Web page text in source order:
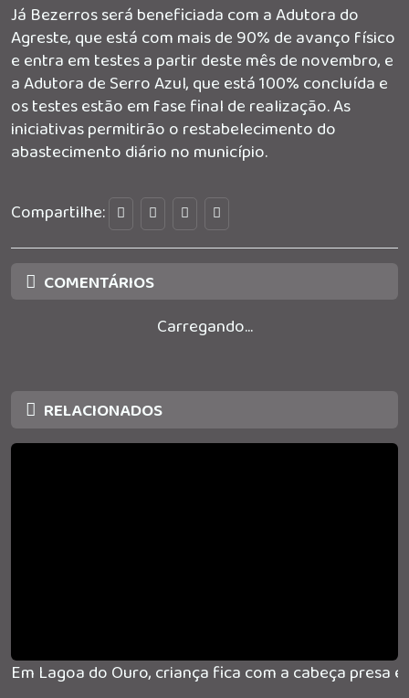
Já Bezerros será beneficiada com a Adutora do
Agreste, que está com mais de 90% de avanço físico
e entra em testes a partir deste mês de novembro, e
a Adutora de Serro Azul, que está 100% concluída e
os testes estão em fase final de realização. As
iniciativas permitirão o restabelecimento do
abastecimento diário no município.
Compartilhe:
COMENTÁRIOS
Carregando...
RELACIONADOS
Em Lagoa do Ouro, criança fica com a cabeça presa